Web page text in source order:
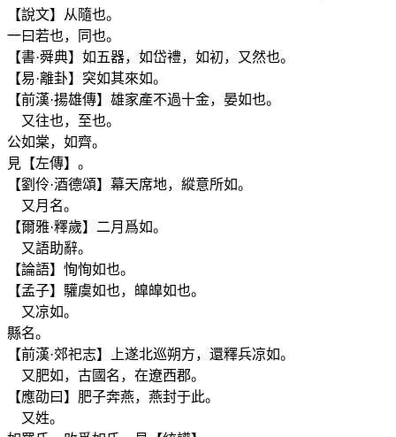
【說文】从隨也。
一曰若也，同也。
【書·舜典】如五器，如岱禮，如初，又然也。
【易·離卦】突如其來如。
【前漢·揚雄傳】雄家產不過十金，晏如也。
又往也，至也。
公如棠，如齊。
見【左傳】。
【劉伶·酒德頌】幕天席地，縱意所如。
又月名。
【爾雅·釋歲】二月爲如。
又語助辭。
【論語】恂恂如也。
【孟子】驩虞如也，皥皥如也。
又凉如。
縣名。
【前漢·郊祀志】上遂北巡朔方，還釋兵凉如。
又肥如，古國名，在遼西郡。
【應劭曰】肥子奔燕，燕封于此。
又姓。